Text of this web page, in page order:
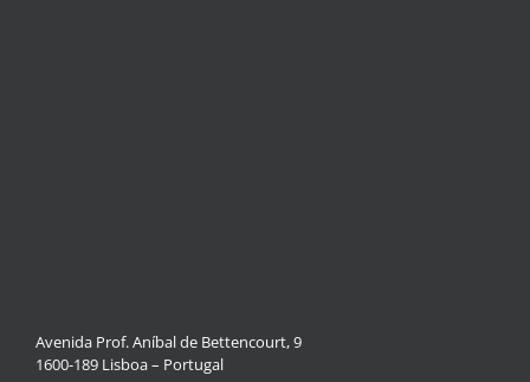
Avenida Prof. Aníbal de Bettencourt, 9
1600-189 Lisboa – Portugal